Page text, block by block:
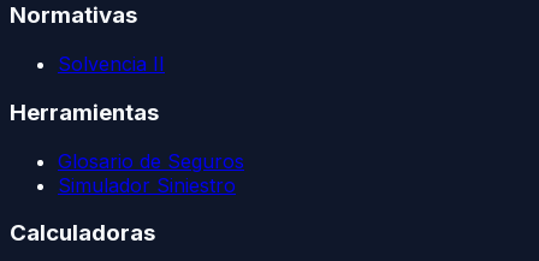
Normativas
Solvencia II
Herramientas
Glosario de Seguros
Simulador Siniestro
Calculadoras